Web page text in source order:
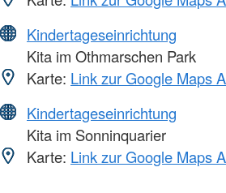
Kindertageseinrichtung
Kita im Othmarschen Park
Karte: Link zur Google Maps
Kindertageseinrichtung
Kita im Sonninquarier
Karte: Link zur Google Maps